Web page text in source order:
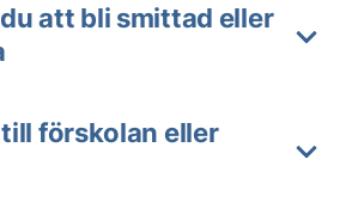
att bli smittad eller
förskolan eller